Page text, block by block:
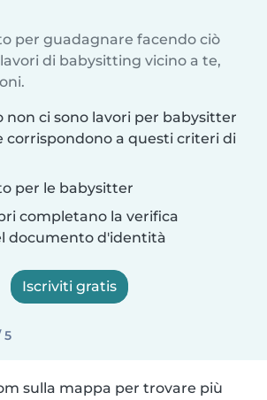
per guadagnare facendo ciò
di babysitting vicino a te,
non ci sono lavori per babysitter
corrispondono a questi criteri di
per le babysitter
completano la verifica
documento d'identità
Iscriviti gratis
5
sulla mappa per trovare più